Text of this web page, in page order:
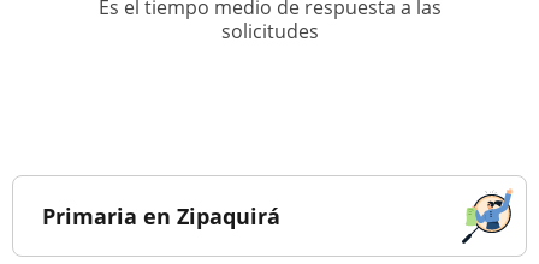
Es el tiempo medio de respuesta a las
solicitudes
Primaria en Zipaquirá